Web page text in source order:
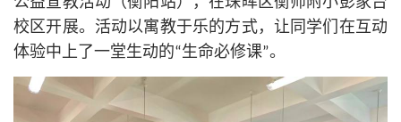
校区开展。活动以寓教于乐的方式，让同学们在互动
体验中上了一堂生动的“生命必修课”。